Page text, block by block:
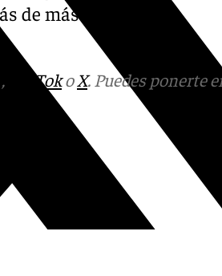
de más
, Tik TokoX. Puedes ponerte